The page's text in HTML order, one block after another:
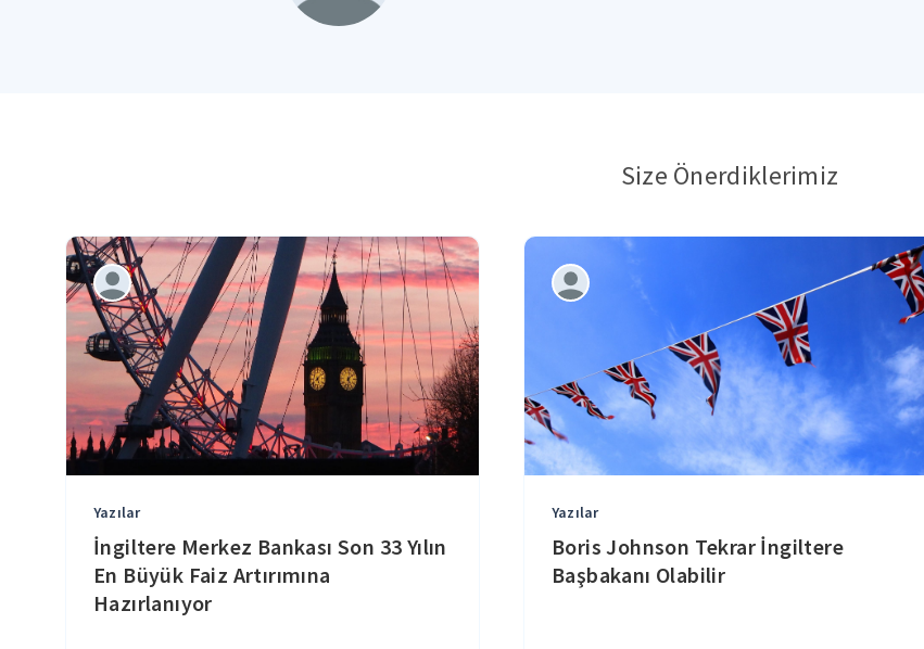
Size Önerdiklerimiz
Yazılar
İngiltere Merkez Bankası Son 33 Yılın
En Büyük Faiz Artırımına
Hazırlanıyor
Yazılar
Boris Johnson Tekrar İngiltere
Başbakanı Olabilir